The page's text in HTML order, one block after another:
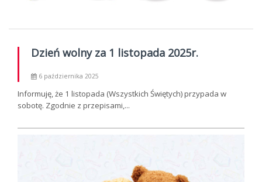
Dzień wolny za 1 listopada 2025r.
6 października 2025
Informuję, że 1 listopada (Wszystkich Świętych) przypada w
sobotę. Zgodnie z przepisami,...